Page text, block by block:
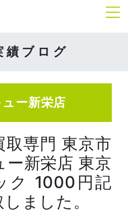
績ブログ
ー新栄店
取専門 東京市
ー新栄店 東京
ク 1000円記
ました。